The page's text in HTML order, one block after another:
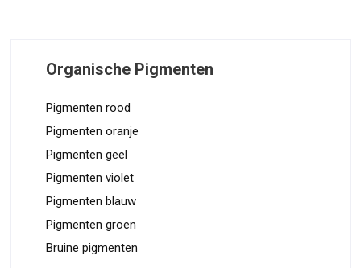
Organische Pigmenten
Pigmenten rood
Pigmenten oranje
Pigmenten geel
Pigmenten violet
Pigmenten blauw
Pigmenten groen
Bruine pigmenten